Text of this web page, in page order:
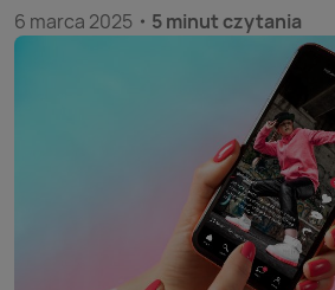
6 marca 2025
5 minut czytania